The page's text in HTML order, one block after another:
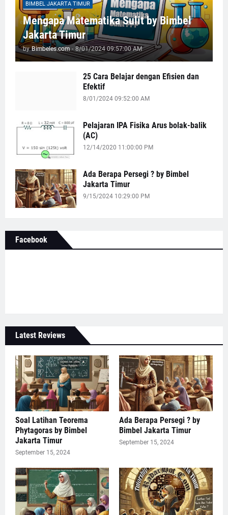
BIMBEL JAKARTA TIMUR
Mengapa Matematika Sulit by Bimbel
Jakarta Timur
by Bimbeles.com - 8/01/2024 09:57:00 AM
25 Cara Belajar dengan Efisien dan
Efektif
8/01/2024 09:52:00 AM
Pelajaran IPA Fisika Arus bolak-balik
(AC)
12/14/2020 11:00:00 PM
Ada Berapa Persegi ? by Bimbel
Jakarta Timur
9/15/2024 10:29:00 PM
Facebook
Latest Reviews
Soal Latihan Teorema
Phytagoras by Bimbel
Jakarta Timur
September 15, 2024
Ada Berapa Persegi ? by
Bimbel Jakarta Timur
September 15, 2024